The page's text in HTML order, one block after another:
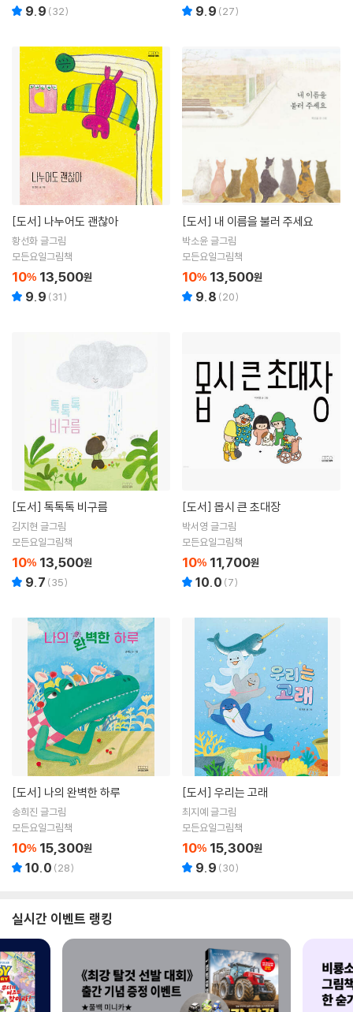
9.9 (32) 9.9 (27)
[도서] 나누어도 괜찮아
황선화 글그림
모든요일그림책
10% 13,500원
9.9 (31)
[도서] 내 이름을 불러 주세요
박소윤 글그림
모든요일그림책
10% 13,500원
9.8 (20)
[도서] 톡톡톡 비구름
김지현 글그림
모든요일그림책
10% 13,500원
9.7 (35)
[도서] 몹시 큰 초대장
박서영 글그림
모든요일그림책
10% 11,700원
10.0 (7)
[도서] 나의 완벽한 하루
송희진 글그림
모든요일그림책
10% 15,300원
10.0 (28)
[도서] 우리는 고래
최지예 글그림
모든요일그림책
10% 15,300원
9.9 (30)
실시간 이벤트 랭킹